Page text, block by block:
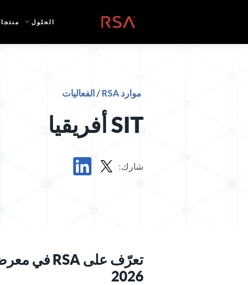
الصفحة الرئيسية الحلول
موارد RSA / الفعاليات
SIT أفريقيا
شارك:
2026